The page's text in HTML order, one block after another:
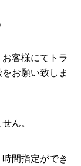
客様にてトラ
お願い致しま
ん。
間指定ができ